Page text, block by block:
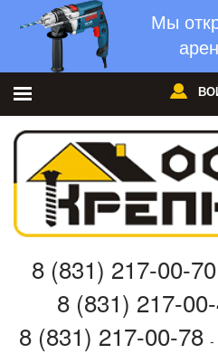
Мы
8 (831) 217-00-70
8 (831) 217-
8 (831) 217-00-78 -